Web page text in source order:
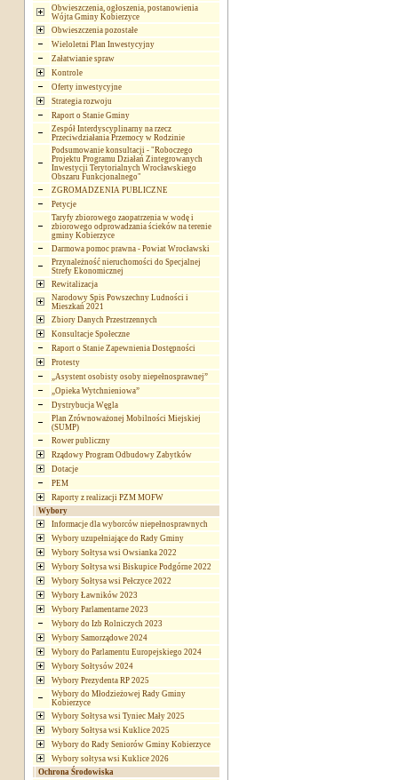
Obwieszczenia, ogłoszenia, postanowienia
Wójta Gminy Kobierzyce
Obwieszczenia pozostałe
Wieloletni Plan Inwestycyjny
Załatwianie spraw
Kontrole
Oferty inwestycyjne
Strategia rozwoju
Raport o Stanie Gminy
Zespół Interdyscyplinarny na rzecz
Przeciwdziałania Przemocy w Rodzinie
Podsumowanie konsultacji - "Roboczego
Projektu Programu Działań Zintegrowanych
Inwestycji Terytorialnych Wrocławskiego
Obszaru Funkcjonalnego"
ZGROMADZENIA PUBLICZNE
Petycje
Taryfy zbiorowego zaopatrzenia w wodę i
zbiorowego odprowadzania ścieków na terenie
gminy Kobierzyce
Darmowa pomoc prawna - Powiat Wrocławski
Przynależność nieruchomości do Specjalnej
Strefy Ekonomicznej
Rewitalizacja
Narodowy Spis Powszechny Ludności i
Mieszkań 2021
Zbiory Danych Przestrzennych
Konsultacje Społeczne
Raport o Stanie Zapewnienia Dostępności
Protesty
„Asystent osobisty osoby niepełnosprawnej”
„Opieka Wytchnieniowa”
Dystrybucja Węgla
Plan Zrównoważonej Mobilności Miejskiej
(SUMP)
Rower publiczny
Rządowy Program Odbudowy Zabytków
Dotacje
PEM
Raporty z realizacji PZM MOFW
Wybory
Informacje dla wyborców niepełnosprawnych
Wybory uzupełniające do Rady Gminy
Wybory Sołtysa wsi Owsianka 2022
Wybory Sołtysa wsi Biskupice Podgórne 2022
Wybory Sołtysa wsi Pełczyce 2022
Wybory Ławników 2023
Wybory Parlamentarne 2023
Wybory do Izb Rolniczych 2023
Wybory Samorządowe 2024
Wybory do Parlamentu Europejskiego 2024
Wybory Sołtysów 2024
Wybory Prezydenta RP 2025
Wybory do Młodzieżowej Rady Gminy
Kobierzyce
Wybory Sołtysa wsi Tyniec Mały 2025
Wybory Sołtysa wsi Kuklice 2025
Wybory do Rady Seniorów Gminy Kobierzyce
Wybory sołtysa wsi Kuklice 2026
Ochrona Środowiska